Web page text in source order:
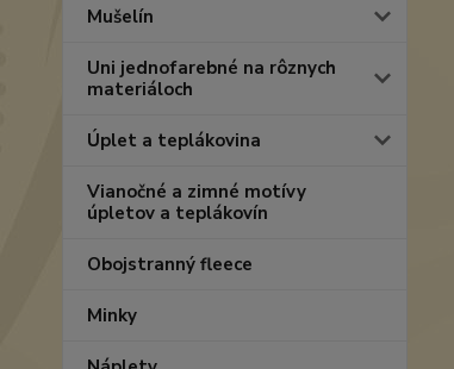
Mušelín
Uni jednofarebné na rôznych
materiáloch
Úplet a teplákovina
Vianočné a zimné motívy
úpletov a teplákovín
Obojstranný fleece
Minky